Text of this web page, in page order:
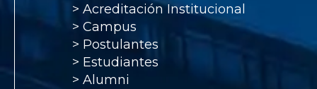
> Acreditación Institucional
> Campus
> Postulantes
> Estudiantes
> Alumni